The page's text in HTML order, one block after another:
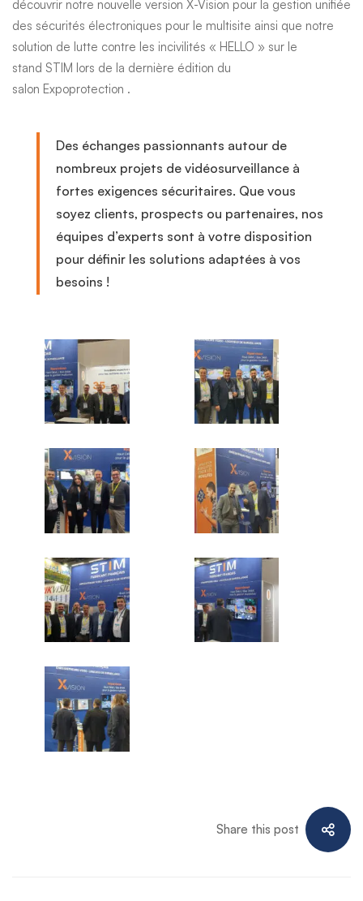
découvrir notre nouvelle version X-Vision pour la gestion unifiée
des sécurités électroniques pour le multisite ainsi que notre
solution de lutte contre les incivilités « HELLO » sur le
stand STIM lors de la dernière édition du
salon Expoprotection .
Des échanges passionnants autour de
nombreux projets de vidéosurveillance à
fortes exigences sécuritaires. Que vous
soyez clients, prospects ou partenaires, nos
équipes d’experts sont à votre disposition
pour définir les solutions adaptées à vos
besoins !
Share this post